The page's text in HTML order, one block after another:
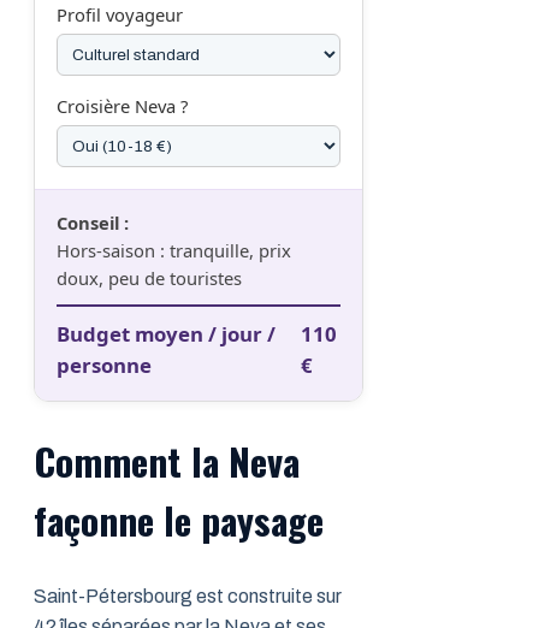
Profil voyageur
Croisière Neva ?
Conseil :
Hors-saison : tranquille, prix
doux, peu de touristes
Budget moyen / jour /
personne
110
€
Comment la Neva
façonne le paysage
Saint-Pétersbourg est construite sur